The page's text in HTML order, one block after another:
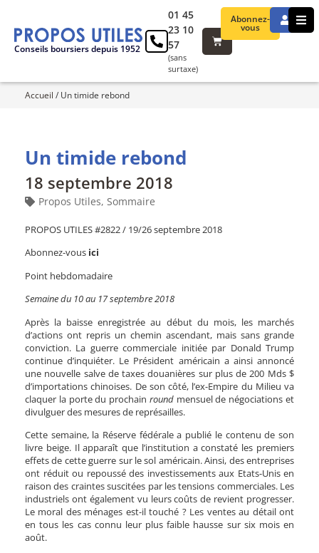
Conseils boursiers depuis 1952
Abonnez-
vous
01 45
23 10
57
(sans
surtaxe)
Accueil / Un timide rebond
Un timide rebond
18 septembre 2018
Propos Utiles, Sommaire
PROPOS UTILES #2822 / 19/26 septembre 2018
Abonnez-vous ici
Point hebdomadaire
Semaine du 10 au 17 septembre 2018
Après la baisse enregistrée au début du mois, les marchés
d’actions ont repris un chemin ascendant, mais sans grande
conviction. La guerre commerciale initiée par Donald Trump
continue d’inquiéter. Le Président américain a ainsi annoncé
une nouvelle salve de taxes douanières sur plus de 200 Mds $
d’importations chinoises. De son côté, l’ex-Empire du Milieu va
claquer la porte du prochain roundmensuel de négociations et
divulguer des mesures de représailles.
Cette semaine, la Réserve fédérale a publié le contenu de son
livre beige. Il apparaît que l’institution a constaté les premiers
effets de cette guerre sur le sol américain. Ainsi, des entreprises
ont réduit ou repoussé des investissements aux Etats-Unis en
raison des craintes suscitées par les tensions commerciales. Les
industriels ont également vu leurs coûts de revient progresser.
Le moral des ménages est-il touché ? Les ventes au détail ont
en tous les cas connu leur plus faible hausse sur six mois en
août.